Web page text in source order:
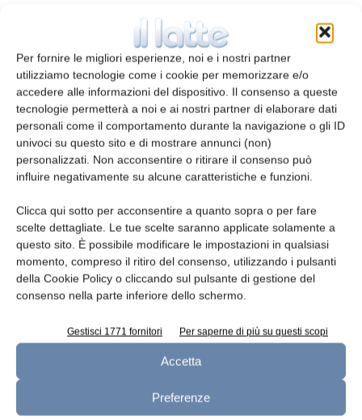
Per fornire le migliori esperienze, noi e i nostri partner
utilizziamo tecnologie come i cookie per memorizzare e/o
accedere alle informazioni del dispositivo. Il consenso a queste
tecnologie permetterà a noi e ai nostri partner di elaborare dati
personali come il comportamento durante la navigazione o gli ID
univoci su questo sito e di mostrare annunci (non)
personalizzati. Non acconsentire o ritirare il consenso può
influire negativamente su alcune caratteristiche e funzioni.
Clicca qui sotto per acconsentire a quanto sopra o per fare
scelte dettagliate. Le tue scelte saranno applicate solamente a
questo sito. È possibile modificare le impostazioni in qualsiasi
momento, compreso il ritiro del consenso, utilizzando i pulsanti
della Cookie Policy o cliccando sul pulsante di gestione del
consenso nella parte inferiore dello schermo.
Gestisci 1771 fornitori Per saperne di più su questi scopi
Accetta
Preferenze
Pompe volumetriche
Redazione 3 Giugno 2014